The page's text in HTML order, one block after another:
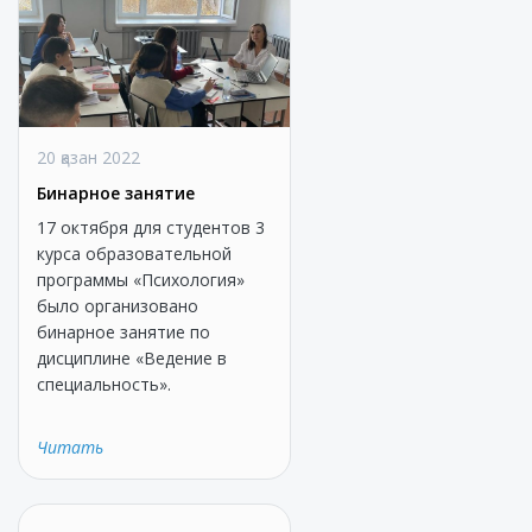
20 қазан 2022
Бинарное занятие
17 октября для студентов 3
курса образовательной
программы «Психология»
было организовано
бинарное занятие по
дисциплине «Ведение в
специальность».
Читать